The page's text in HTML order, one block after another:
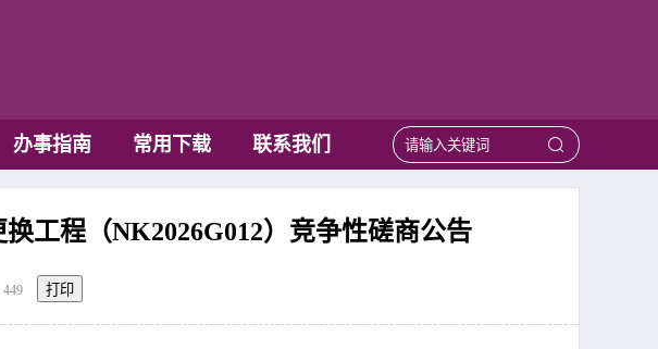
办事指南 常用下载 联系我们
工程（NK2026G012）竞争性磋商公告
449 打印